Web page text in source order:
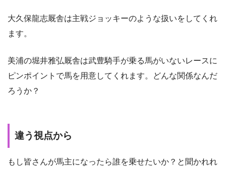
大久保龍志厩舎は主戦ジョッキーのような扱いをしてくれ
ます。
美浦の堀井雅弘厩舎は武豊騎手が乗る馬がいないレースに
ピンポイントで馬を用意してくれます。どんな関係なんだ
ろうか？
違う視点から
もし皆さんが馬主になったら誰を乗せたいか？と聞かれれ